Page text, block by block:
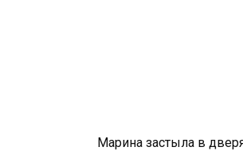
Марина застыла в